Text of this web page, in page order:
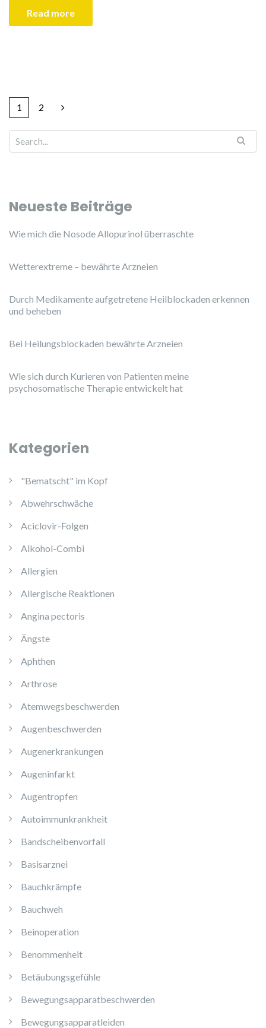
Read more
1 2
Neueste Beiträge
Wie mich die Nosode Allopurinol überraschte
Wetterextreme – bewährte Arzneien
Durch Medikamente aufgetretene Heilblockaden erkennen
und beheben
Bei Heilungsblockaden bewährte Arzneien
Wie sich durch Kurieren von Patienten meine
psychosomatische Therapie entwickelt hat
Kategorien
"Bematscht" im Kopf
Abwehrschwäche
Aciclovir-Folgen
Alkohol-Combi
Allergien
Allergische Reaktionen
Angina pectoris
Ängste
Aphthen
Arthrose
Atemwegsbeschwerden
Augenbeschwerden
Augenerkrankungen
Augeninfarkt
Augentropfen
Autoimmunkrankheit
Bandscheibenvorfall
Basisarznei
Bauchkrämpfe
Bauchweh
Beinoperation
Benommenheit
Betäubungsgefühle
Bewegungsapparatbeschwerden
Bewegungsapparatleiden